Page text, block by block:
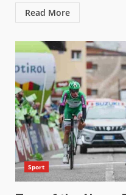
Read More
Sport